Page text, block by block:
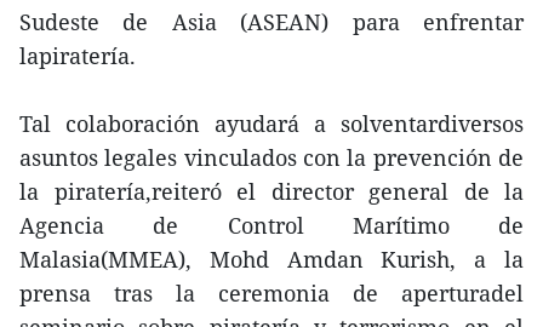
Sudeste de Asia (ASEAN) para enfrentar
lapiratería.
Tal colaboración ayudará a solventardiversos
asuntos legales vinculados con la prevención de
la piratería,reiteró el director general de la
Agencia de Control Marítimo de
Malasia(MMEA), Mohd Amdan Kurish, a la
prensa tras la ceremonia de aperturadel